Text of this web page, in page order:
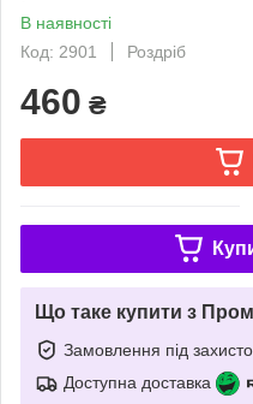
В наявності
Код: 2901
Роздріб
460 ₴
Що таке купити з
Замовлення під
Доступна доставка